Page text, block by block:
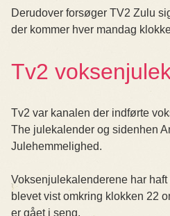
Derudover forsøger TV2 Zulu
der kommer hver mandag
Tv2
Tv2 var kanalen der indførte
The julekalender og sidenhen
Julehemmelighed.
Voksenjulekalenderene har
blevet vist omkring klokken 22
er gået i seng.